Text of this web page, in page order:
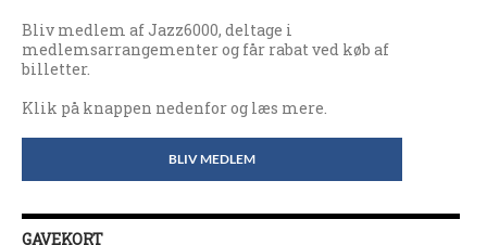
Bliv medlem af Jazz6000, deltage i
medlemsarrangementer og får rabat ved køb af
billetter.
Klik på knappen nedenfor og læs mere.
BLIV MEDLEM
GAVEKORT